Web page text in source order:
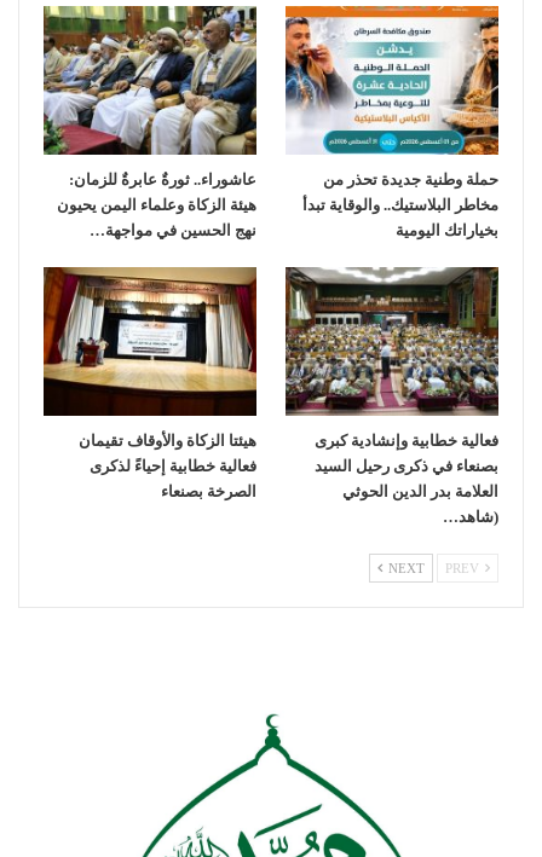
حملة وطنية جديدة تحذر من
مخاطر البلاستيك.. والوقاية تبدأ
بخياراتك اليومية
عاشوراء.. ثورةٌ عابرةٌ للزمان:
هيئة الزكاة وعلماء اليمن يحيون
نهج الحسين في مواجهة…
فعالية خطابية وإنشادية كبرى
بصنعاء في ذكرى رحيل السيد
العلامة بدر الدين الحوثي
(شاهد…
هيئتا الزكاة والأوقاف تقيمان
فعالية خطابية إحياءً لذكرى
الصرخة بصنعاء
NEXT